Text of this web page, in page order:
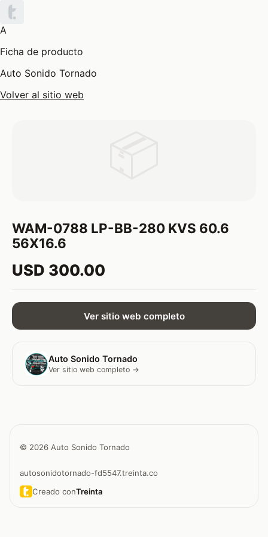
A
Ficha de producto
Auto Sonido Tornado
Volver al sitio web
WAM-0788 LP-BB-280 KVS 60.6
56X16.6
USD 300.00
Ver sitio web completo
Auto Sonido Tornado
Ver sitio web completo →
© 2026 Auto Sonido Tornado
autosonidotornado-fd5547.treinta.co
Creado conTreinta